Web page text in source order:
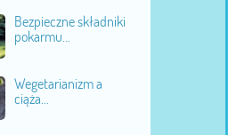
Bezpieczne składniki
pokarmu...
Wegetarianizm a
ciąża...